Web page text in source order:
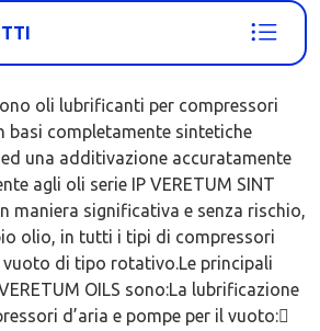
oli lubrificanti per compressori
basi completamente sintetiche
una additivazione accuratamente
agli oli serie IP VERETUM SINT
maniera significativa e senza rischio,
olio, in tutti i tipi di compressori
vuoto di tipo rotativo.Le principali
OILS sono:La lubrificazione
d’aria e pompe per il vuoto: